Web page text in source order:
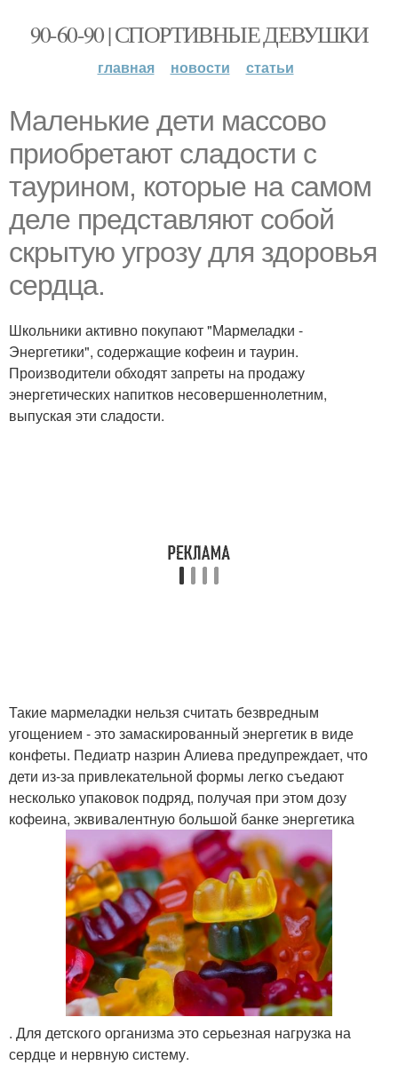
90-60-90 | СПОРТИВНЫЕ ДЕВУШКИ
главная новости статьи
Маленькие дети массово
приобретают сладости с
таурином, которые на самом
деле представляют собой
скрытую угрозу для здоровья
сердца.
Школьники активно покупают "Мармеладки -
Энергетики", содержащие кофеин и таурин.
Производители обходят запреты на продажу
энергетических напитков несовершеннолетним,
выпуская эти сладости.
Такие мармеладки нельзя считать безвредным
угощением - это замаскированный энергетик в виде
конфеты. Педиатр назрин Алиева предупреждает, что
дети из-за привлекательной формы легко съедают
несколько упаковок подряд, получая при этом дозу
кофеина, эквивалентную большой банке энергетика
. Для детского организма это серьезная нагрузка на
сердце и нервную систему.